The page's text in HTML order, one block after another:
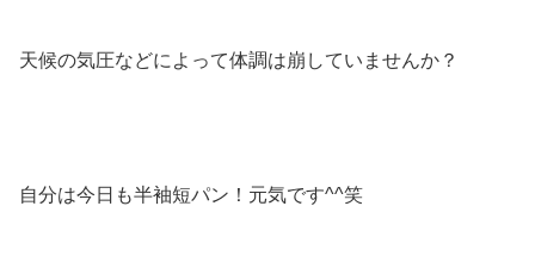
天候の気圧などによって体調は崩していませんか？
自分は今日も半袖短パン！元気です^^笑